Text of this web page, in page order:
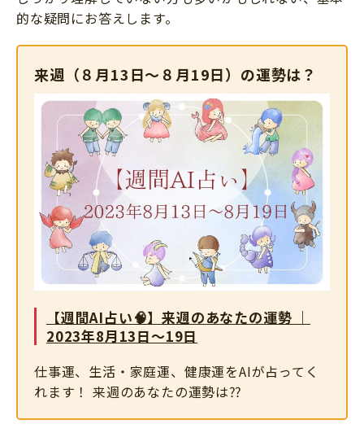
的な疑問にお答えします。
来週（８月13日～８月19日）の運勢は？
【週間AI占い🧠】来週のあなたの運勢 ｜
2023年8月13日〜19日
仕事運、生活・家庭運、健康運をAIが占ってく
れます！ 来週のあなたの運勢は⁇